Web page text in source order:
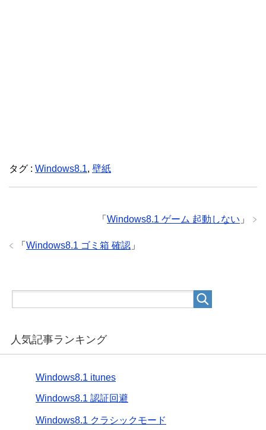
タグ : Windows8.1, 壁紙
「 Windows8.1 ゲーム 起動しない 」
「 Windows8.1 ゴミ箱 確認 」
人気記事ランキング
Windows8.1 itunes
Windows8.1 認証回避
Windows8.1 クラシックモード